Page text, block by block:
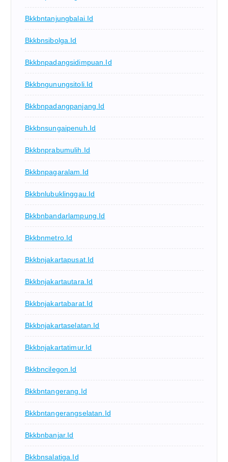
Bkkbntanjungbalai.id
Bkkbnsibolga.id
Bkkbnpadangsidimpuan.id
Bkkbngunungsitoli.id
Bkkbnpadangpanjang.id
Bkkbnsungaipenuh.id
Bkkbnprabumulih.id
Bkkbnpagaralam.id
Bkkbnlubuklinggau.id
Bkkbnbandarlampung.id
Bkkbnmetro.id
Bkkbnjakartapusat.id
Bkkbnjakartautara.id
Bkkbnjakartabarat.id
Bkkbnjakartaselatan.id
Bkkbnjakartatimur.id
Bkkbncilegon.id
Bkkbntangerang.id
Bkkbntangerangselatan.id
Bkkbnbanjar.id
Bkkbnsalatiga.id